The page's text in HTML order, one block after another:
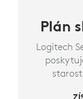
Plán
Logitech